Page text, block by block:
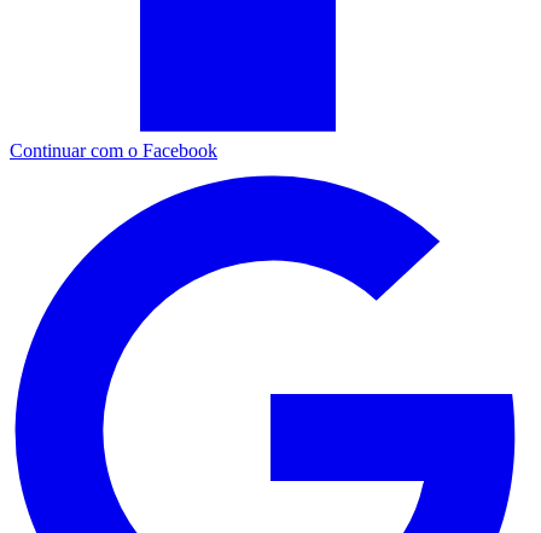
Continuar com o Facebook